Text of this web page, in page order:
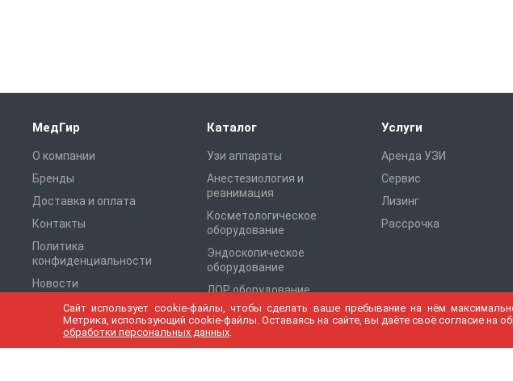
МедГир
О компании
Бренды
Доставка и оплата
Контакты
Политика
конфиденциальности
Новости
Cтатьи
Карта сайта
Каталог
Узи аппараты
Анестезиология и
реанимация
Косметологическое
оборудование
Эндоскопическое
оборудование
ЛОР оборудование
Оборудование для
Томографии
Хирургическое
Услуги
Аренда УЗИ
Сервис
Лизинг
Рассрочка
Сайт использует cookie-файлы, чтобы сделать ваше пребывание на нём
Метрика, использующий cookie-файлы. Оставаясь на сайте, вы даёте своё согласие на
обработки персональных данных.